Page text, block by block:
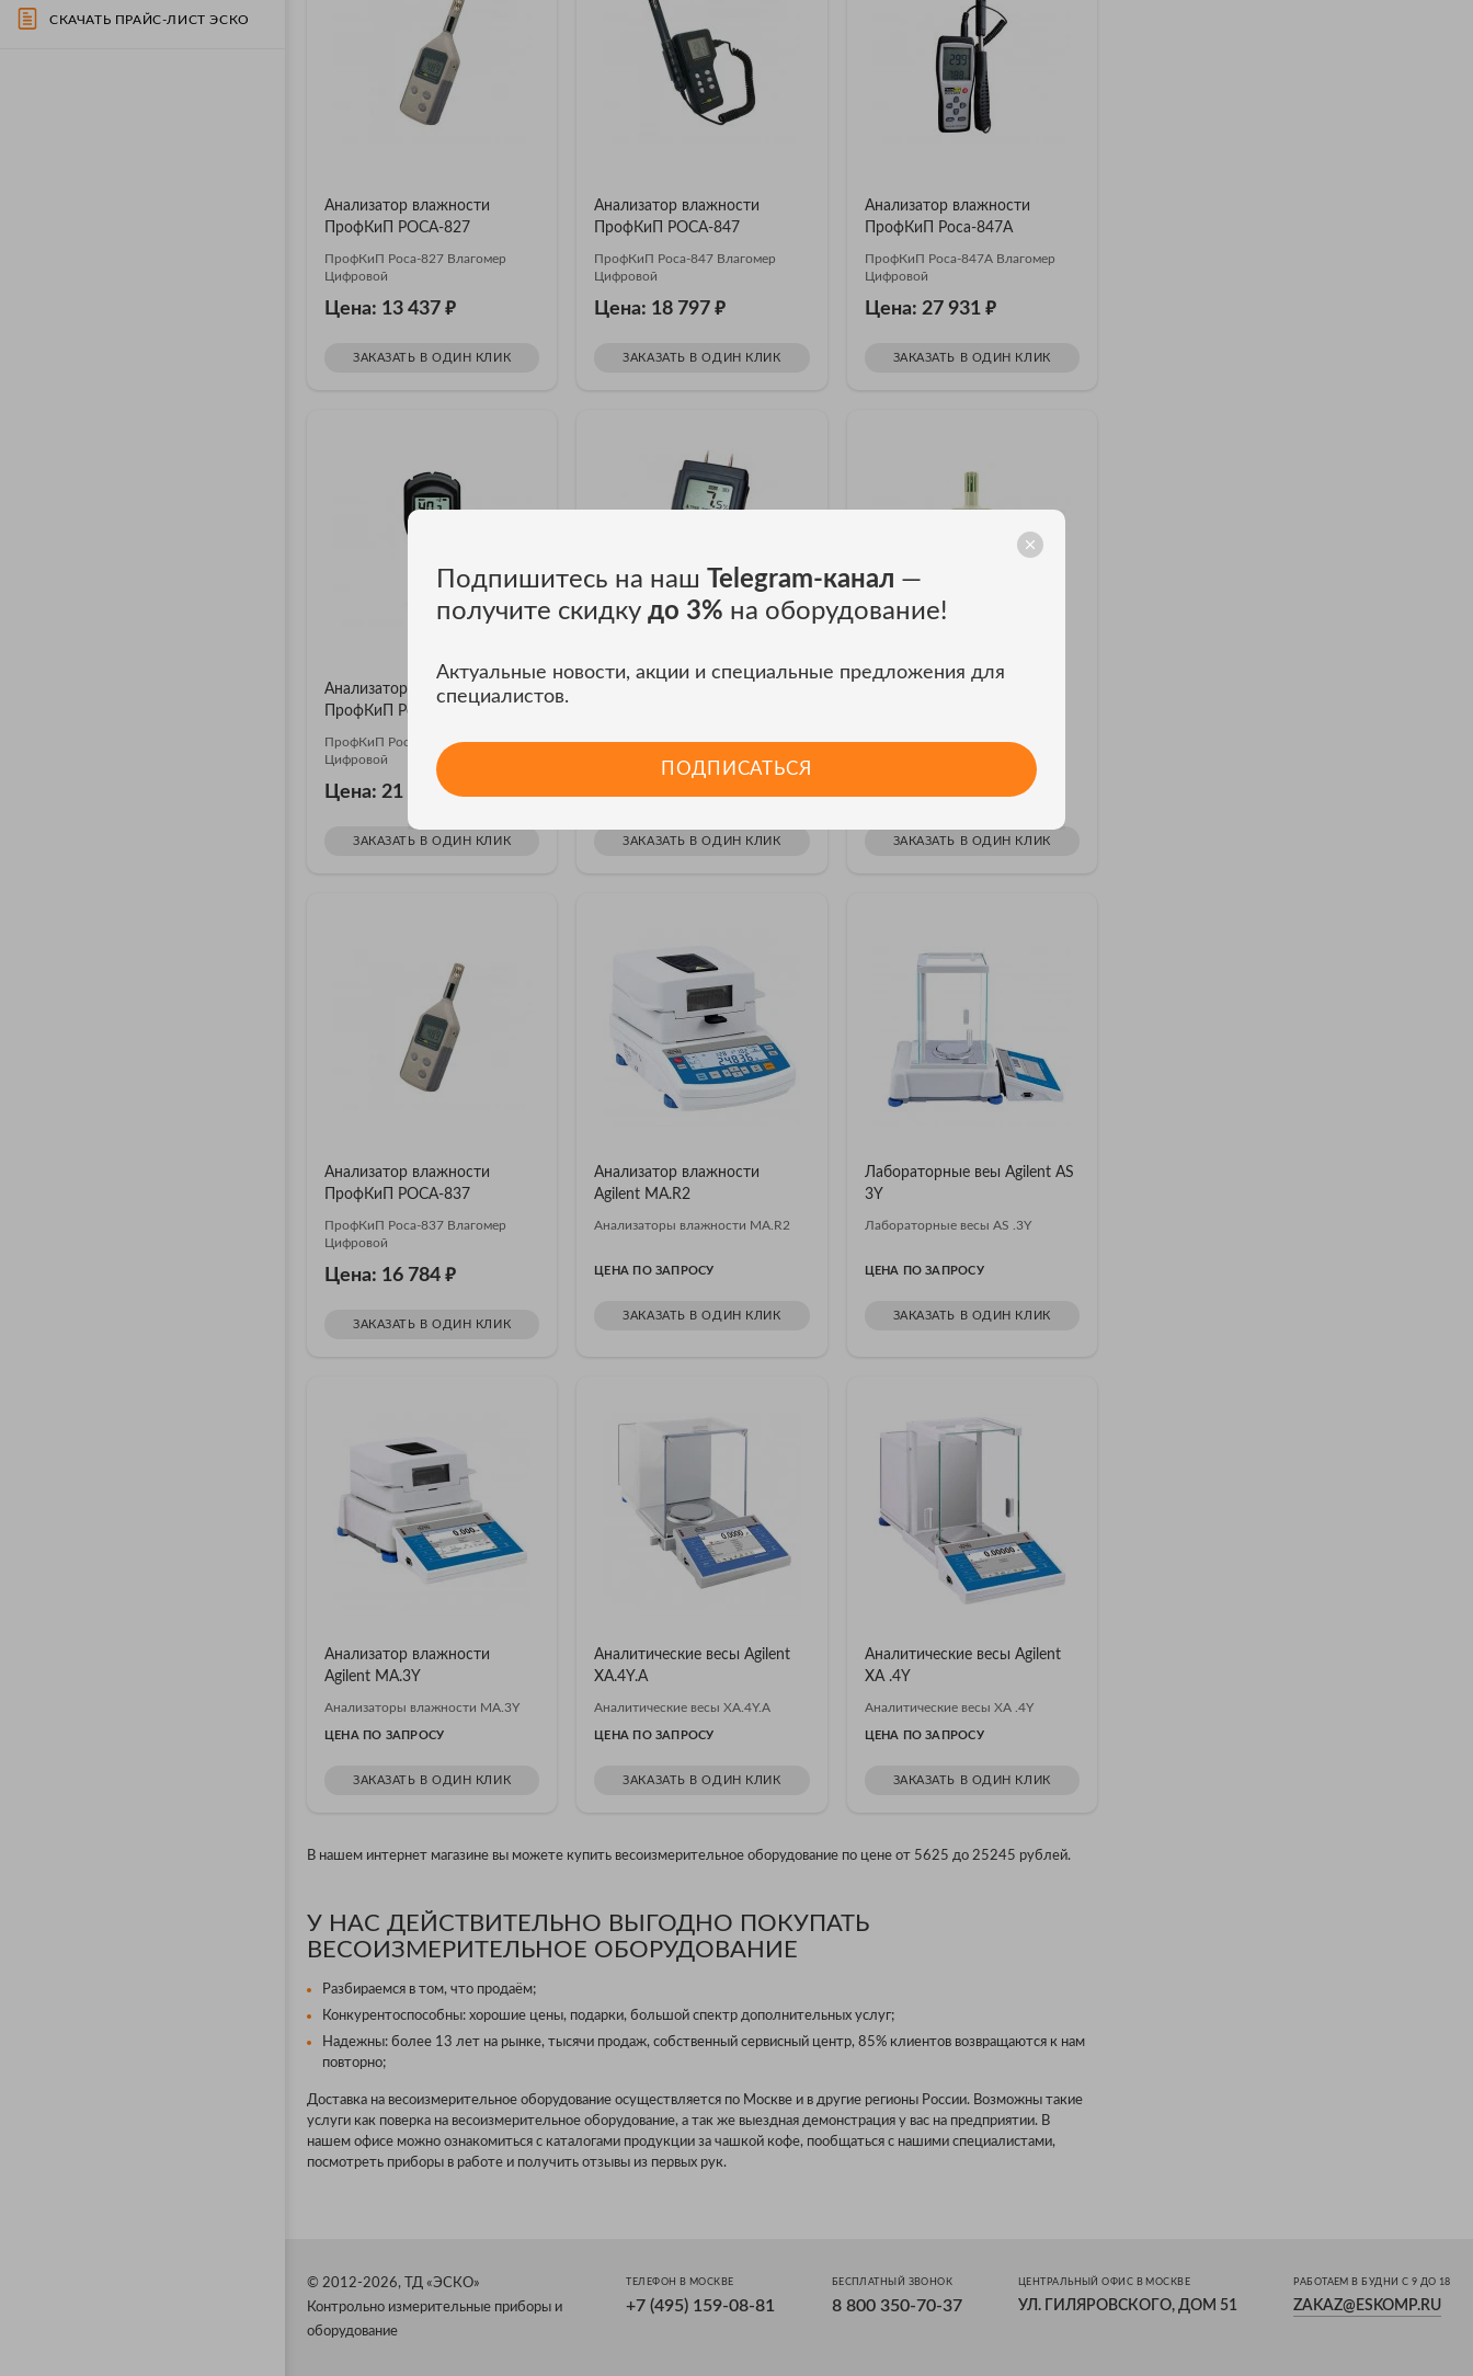
СКАЧАТЬ ПРАЙС-ЛИСТ ЭСКО
Анализатор влажности
ПрофКиП РОСА-827
ПрофКиП Роса-827 Влагомер
Цифровой
Цена: 13 437 ₽
ЗАКАЗАТЬ В ОДИН КЛИК
Анализатор влажности
ПрофКиП РОСА-847
ПрофКиП Роса-847 Влагомер
Цифровой
Цена: 18 797₽
ЗАКАЗАТЬ В ОДИН КЛИК
Анализатор влажности
ПрофКиП Роса-847А
ПрофКиП Роса-847А Влагомер
Цифровой
Цена: 27 931 ₽
ЗАКАЗАТЬ В ОДИН КЛИК
Анализатор влажности
ПрофКиП Роса-981А
ПрофКиП Роса-981А Влагомер
Цифровой
Цена: 21 590₽
ЗАКАЗАТЬ В ОДИН КЛИК
ПрофКиП Роса-971 Влагомер
Цена: 8 052₽
ЗАКАЗАТЬ В ОДИН КЛИК
ПрофКиП Роса-817А Влагомер
Цена: 13 941₽
ЗАКАЗАТЬ В ОДИН КЛИК
Анализатор влажности
ПрофКиП РОСА-837
ПрофКиП Роса-837 Влагомер
Цифровой
Цена: 16 784 ₽
ЗАКАЗАТЬ В ОДИН КЛИК
Анализатор влажности
Agilent MA.R2
Анализаторы влажности MA.R2
ЦЕНА ПО ЗАПРОСУ
ЗАКАЗАТЬ В ОДИН КЛИК
Лабораторные веы Agilent AS
3Y
Лабораторные весы AS .3Y
ЦЕНА ПО ЗАПРОСУ
ЗАКАЗАТЬ В ОДИН КЛИК
Анализатор влажности
Agilent MA.3Y
Анализаторы влажности MA.3Y
ЦЕНА ПО ЗАПРОСУ
ЗАКАЗАТЬ В ОДИН КЛИК
Аналитические весы Agilent
XA.4Y.A
Аналитические весы XA.4Y.A
ЦЕНА ПО ЗАПРОСУ
ЗАКАЗАТЬ В ОДИН КЛИК
Аналитические весы Agilent
XA .4Y
Аналитические весы XA .4Y
ЦЕНА ПО ЗАПРОСУ
ЗАКАЗАТЬ В ОДИН КЛИК
В нашем интернет магазине вы можете купить весоизмерительное оборудование по цене от 5625 до 25245 рублей.
У НАС ДЕЙСТВИТЕЛЬНО ВЫГОДНО ПОКУПАТЬ
ВЕСОИЗМЕРИТЕЛЬНОЕ ОБОРУДОВАНИЕ
Разбираемся в том, что продаём;
Конкурентоспособны: хорошие цены, подарки, большой спектр дополнительных услуг;
Надежны: более 13 лет на рынке, тысячи продаж, собственный сервисный центр, 85% клиентов возвращаются к нам
повторно;
Доставка на весоизмерительное оборудование осуществляется по Москве и в другие регионы России. Возможны такие
услуги как поверка на весоизмерительное оборудование, а так же выездная демонстрация у вас на предприятии. В
нашем офисе можно ознакомиться с каталогами продукции за чашкой кофе, пообщаться с нашими специалистами,
посмотреть приборы в работе и получить отзывы из первых рук.
© 2012-2026, ТД «ЭСКО»
Контрольно измерительные приборы и
оборудование
ТЕЛЕФОН В МОСКВЕ
+7 (495) 159-08-81
БЕСПЛАТНЫЙ ЗВОНОК
8 800 350-70-37
ЦЕНТРАЛЬНЫЙ ОФИС В МОСКВЕ
УЛ. ГИЛЯРОВСКОГО, ДОМ 51
РАБОТАЕМ В БУДНИ С 9 ДО 18
ZAKAZ@ESKOMP.RU
Подпишитесь на наш Telegram-канал —
получите скидку до 3% на оборудование!
Актуальные новости, акции и специальные предложения для
специалистов.
ПОДПИСАТЬСЯ